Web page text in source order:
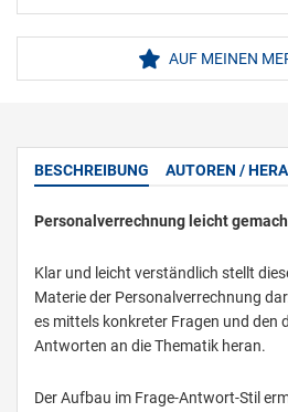
AUF MEINEN
BESCHREIBUNG AUTOREN /
Personalverrechnung leicht
Klar und leicht verständlich stellt
Materie der Personalverrechnung
es mittels konkreter Fragen und den
Antworten an die Thematik heran.
Der Aufbau im Frage-Antwort-Stil